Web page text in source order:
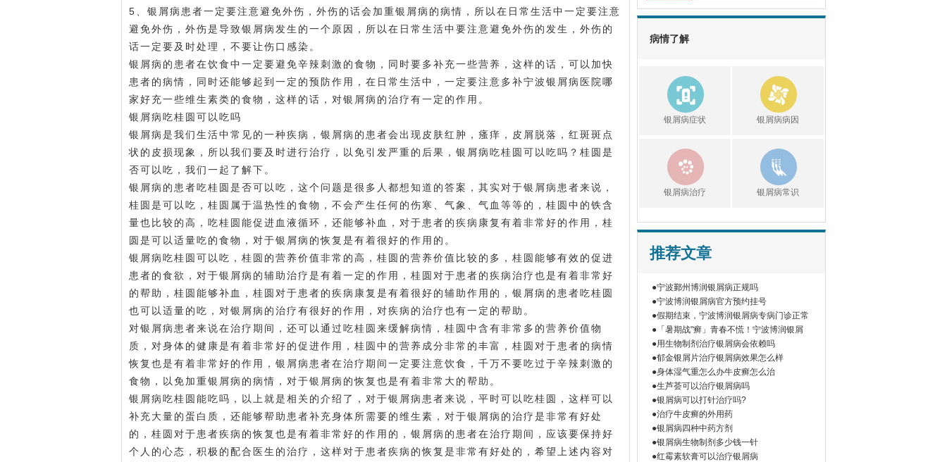
5、银屑病患者一定要注意避免外伤，外伤的话会加重银屑病的病情，所以在日常生活中一定要注意
避免外伤，外伤是导致银屑病发生的一个原因，所以在日常生活中要注意避免外伤的发生，外伤的
话一定要及时处理，不要让伤口感染。
银屑病的患者在饮食中一定要避免辛辣刺激的食物，同时要多补充一些营养，这样的话，可以加快
患者的病情，同时还能够起到一定的预防作用，在日常生活中，一定要注意多补宁波银屑病医院哪
家好充一些维生素类的食物，这样的话，对银屑病的治疗有一定的作用。
银屑病吃桂圆可以吃吗
银屑病是我们生活中常见的一种疾病，银屑病的患者会出现皮肤红肿，瘙痒，皮屑脱落，红斑斑点
状的皮损现象，所以我们要及时进行治疗，以免引发严重的后果，银屑病吃桂圆可以吃吗？桂圆是
否可以吃，我们一起了解下。
银屑病的患者吃桂圆是否可以吃，这个问题是很多人都想知道的答案，其实对于银屑病患者来说，
桂圆是可以吃，桂圆属于温热性的食物，不会产生任何的伤寒、气象、气血等等的，桂圆中的铁含
量也比较的高，吃桂圆能促进血液循环，还能够补血，对于患者的疾病康复有着非常好的作用，桂
圆是可以适量吃的食物，对于银屑病的恢复是有着很好的作用的。
银屑病吃桂圆可以吃，桂圆的营养价值非常的高，桂圆的营养价值比较的多，桂圆能够有效的促进
患者的食欲，对于银屑病的辅助治疗是有着一定的作用，桂圆对于患者的疾病治疗也是有着非常好
的帮助，桂圆能够补血，桂圆对于患者的疾病康复是有着很好的辅助作用的，银屑病的患者吃桂圆
也可以适量的吃，对银屑病的治疗有很好的作用，对疾病的治疗也有一定的帮助。
对银屑病患者来说在治疗期间，还可以通过吃桂圆来缓解病情，桂圆中含有非常多的营养价值物
质，对身体的健康是有着非常好的促进作用，桂圆中的营养成分非常的丰富，桂圆对于患者的病情
恢复也是有着非常好的作用，银屑病患者在治疗期间一定要注意饮食，千万不要吃过于辛辣刺激的
食物，以免加重银屑病的病情，对于银屑病的恢复也是有着非常大的帮助。
银屑病吃桂圆能吃吗，以上就是相关的介绍了，对于银屑病患者来说，平时可以吃桂圆，这样可以
补充大量的蛋白质，还能够帮助患者补充身体所需要的维生素，对于银屑病的治疗是非常有好处
的，桂圆对于患者疾病的恢复也是有着非常好的作用的，银屑病的患者在治疗期间，应该要保持好
个人的心态，积极的配合医生的治疗，这样对于患者疾病的恢复是非常有好处的，希望上述内容对
病情了解
银屑病症状 银屑病病因
银屑病治疗 银屑病常识
推荐文章
●宁波鄞州博润银屑病正规吗
●宁波博润银屑病官方预约挂号
●假期结束，宁波博润银屑病专病门诊正常
●「暑期战"癣」青春不慌！宁波博润银屑
●用生物制剂治疗银屑病会依赖吗
●郁金银屑片治疗银屑病效果怎么样
●身体湿气重怎么办牛皮癣怎么治
●生芦荟可以治疗银屑病吗
●银屑病可以打针治疗吗?
●治疗牛皮癣的外用药
●银屑病四种中药方剂
●银屑病生物制剂多少钱一针
●红霉素软膏可以治疗银屑病